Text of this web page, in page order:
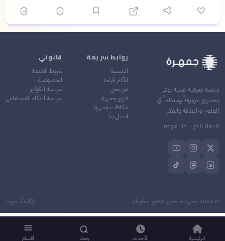
منصة معرفية عربية توفر
محتوى موثوقاً ومنظماً في
العلوم والثقافة والفكر
قيمة المرء ما يعرفه
روابط سريعة
الرئيسية
الأكثر قراءة
من نحن
فريق جمهرة
مكافآت جمهرة
اتصل بنا
قانوني
شروط الخدمة
الخصوصية
سياسة الكوكيز
سياسة الذكاء الاصطناعي
©
2026 جمهرة — جميع الحقوق محفوظة مُحدَّث يوميًا
الرئيسية الأحدث بحث أقسام